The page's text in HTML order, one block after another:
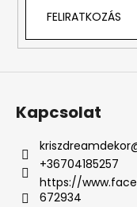
FELIRATKOZÁS
Kapcsolat
kriszdreamdekor
+36704185257
https://
672934